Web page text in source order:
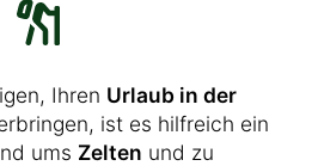
Ihren Urlaub in der
ist es hilfreich ein
ums Zelten und zu